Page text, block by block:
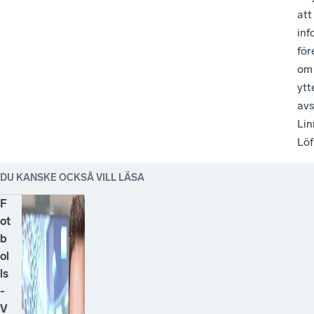
att
om
DU KANSKE OCKSÅ VILL LÄSA
F
ot
b
ol
ls
-
V